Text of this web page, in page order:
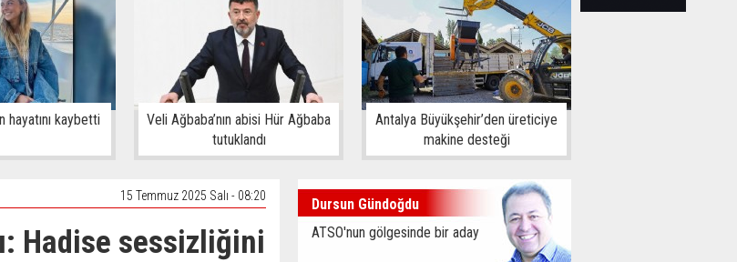
hayatını kaybetti
Veli Ağbaba’nın abisi Hür Ağbaba
tutuklandı
Antalya Büyükşehir’den üreticiye
makine desteği
15 Temmuz 2025 Salı - 08:20
Hadise sessizliğini
Dursun Gündoğdu
ATSO'nun gölgesinde bir aday